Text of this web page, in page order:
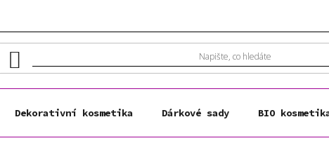
Dekorativní kosmetika Dárkové sady BIO